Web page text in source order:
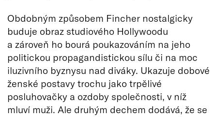
Obdobným způsobem Fincher nostalgicky
buduje obraz studiového Hollywoodu
a zároveň ho bourá poukazováním na jeho
politickou propagandistickou sílu či na moc
iluzivního byznysu nad diváky. Ukazuje dobové
ženské postavy trochu jako trpělivé
posluhovačky a ozdoby společnosti, v níž
mluví muži. Ale druhým dechem dodává, že se